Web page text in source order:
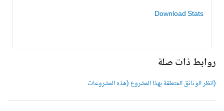
Download Stats
روابط ذات صلة
(انظر الوثائق المتعلقة بهذا المشروع (هذه المشروعات